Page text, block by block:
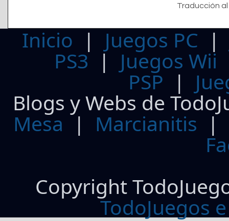
Traducción
Inicio | Juegos PC
PS3| Juegos Wii
PSP |
Blogs y Webs de
Mesa | Marcianitis |
Copyright
TodoJuegos